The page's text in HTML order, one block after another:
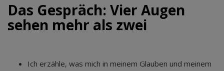
Das Gespräch: Vier Augen
sehen mehr als zwei
Ich erzähle, was mich in meinem Glauben und meinem